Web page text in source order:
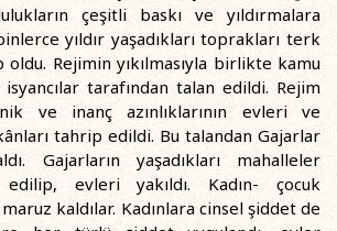
çeşitli baskı ve yıldırmalara
yıldır yaşadıkları toprakları terk
Rejimin yıkılmasıyla birlikte kamu
tarafından talan edildi. Rejim
ve inanç azınlıklarının evleri ve
tahrip edildi. Bu talandan Gajarlar
Gajarların yaşadıkları mahalleler
evleri yakıldı. Kadın- çocuk
kaldılar. Kadınlara cinsel şiddet de